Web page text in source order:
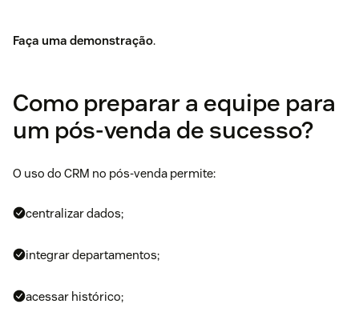
Faça uma demonstração.
Como preparar a equipe para
um pós-venda de sucesso?
O uso do CRM no pós-venda permite:
centralizar dados;
integrar departamentos;
acessar histórico;